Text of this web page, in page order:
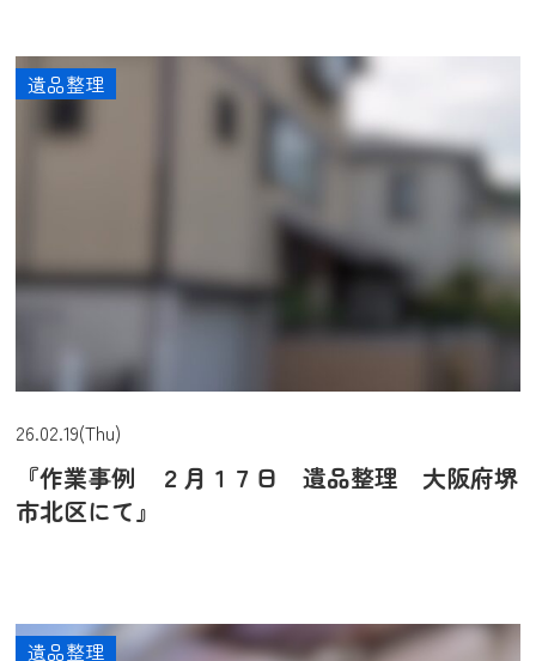
26.02.19(Thu)
『作業事例 ２月１７日 遺品整理 大阪府堺
市北区にて』
遺品整理
遺品整理